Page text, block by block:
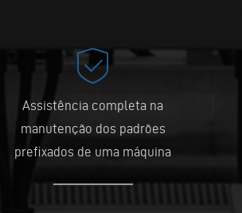
Assistência completa na
manutenção dos padrões
prefixados de uma máquina